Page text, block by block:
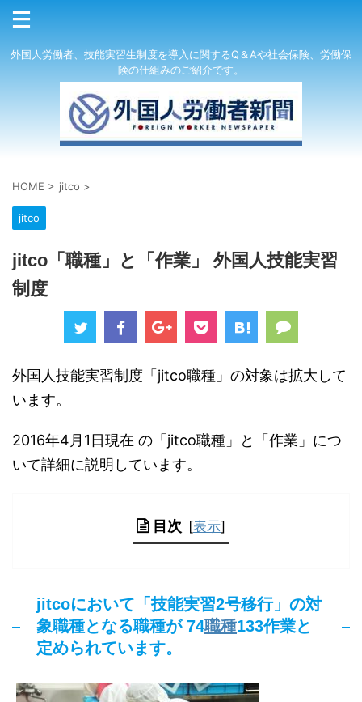
外国人労働者、技能実習生制度を導入に関するQ＆Aや社会保険、労働保
険の仕組みのご紹介です。
HOME > jitco >
jitco
jitco「職種」と「作業」 外国人技能実習
制度
外国人技能実習制度「jitco職種」の対象は拡大して
います。
2016年4月1日現在 の「jitco職種」と「作業」につ
いて詳細に説明しています。
目次 [表示]
jitcoにおいて「技能実習2号移行」の対
象職種となる職種が 74職種133作業と
定められています。